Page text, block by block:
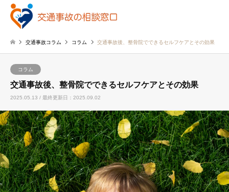
交通事故コラム コラム 交通事故後、整骨院でできるセルフケアとその効果
コラム
交通事故後、整骨院でできるセルフケアとその効果
2025.05.13 / 最終更新日：2025.09.02